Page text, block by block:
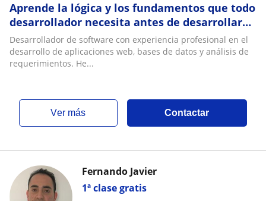
Aprende la lógica y los fundamentos que todo
desarrollador necesita antes de desarrollar
su primera aplicación
Desarrollador de software con experiencia profesional en el
desarrollo de aplicaciones web, bases de datos y análisis de
requerimientos. He...
ver más Contactar
1ª clase gratis
Fernando Javier